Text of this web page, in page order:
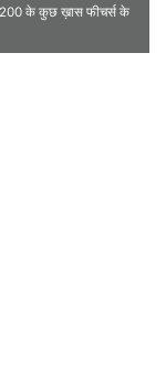
के कुछ ख़ास फीचर्स के